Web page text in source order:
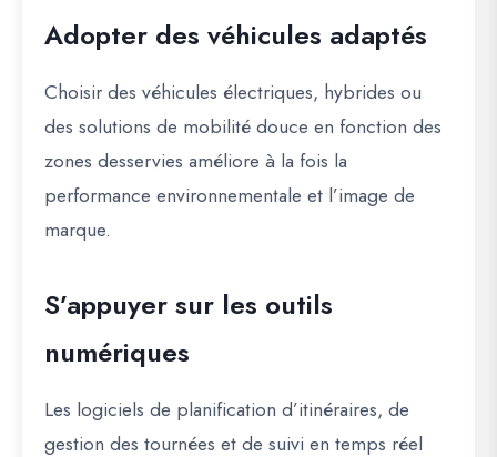
Adopter des véhicules adaptés
Choisir des véhicules électriques, hybrides ou
des solutions de mobilité douce en fonction des
zones desservies améliore à la fois la
performance environnementale et l’image de
marque.
S’appuyer sur les outils
numériques
Les logiciels de planification d’itinéraires, de
gestion des tournées et de suivi en temps réel